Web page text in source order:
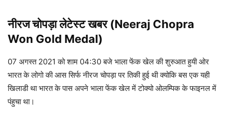
नीरज चोपड़ालेटेस्ट खबर (Neeraj Chopra
Won Gold Medal)
07 अगस्त 2021 को शाम 04:30 बजे भाला फेंक खेल की शुरुआत हुयी ओर
भारत के लोगो की आस सिर्फ नीरज चोपड़ा पर तिकी हुई थी क्योकि बस एक यही
खिलाडी था भारत के पास अपने भाला फेंक खेल में टोक्यो ओलम्पिक के फाइनल में
पंहुचा था।